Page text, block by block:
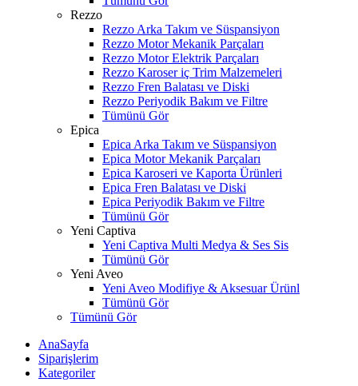
Rezzo
Rezzo Arka Takım ve Süspansiyon
Rezzo Motor Mekanik Parçaları
Rezzo Motor Elektrik Parçaları
Rezzo Karoser iç Trim Malzemeleri
Rezzo Fren Balatası ve Diski
Rezzo Periyodik Bakım ve Filtre
Tümünü Gör
Epica
Epica Arka Takım ve Süspansiyon
Epica Motor Mekanik Parçaları
Epica Karoseri ve Kaporta Ürünleri
Epica Fren Balatası ve Diski
Epica Periyodik Bakım ve Filtre
Tümünü Gör
Yeni Captiva
Yeni Captiva Multi Medya & Ses Sis
Tümünü Gör
Yeni Aveo
Yeni Aveo Modifiye & Aksesuar Ürünl
Tümünü Gör
Tümünü Gör
AnaSayfa
Siparişlerim
Kategoriler